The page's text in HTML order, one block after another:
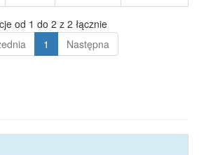
od 1 do 2 z 2 łącznie
1 Następna